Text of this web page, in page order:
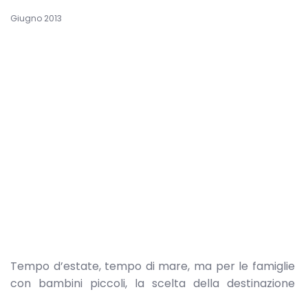
Giugno 2013
Tempo d’estate, tempo di mare, ma per le famiglie
con bambini piccoli, la scelta della destinazione